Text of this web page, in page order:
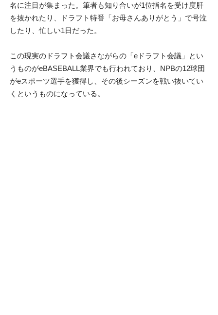
名に注目が集まった。筆者も知り合いが1位指名を受け度肝
を抜かれたり、ドラフト特番「お母さんありがとう」で号泣
したり、忙しい1日だった。
この現実のドラフト会議さながらの「eドラフト会議」とい
うものがeBASEBALL業界でも行われており、NPBの12球団
がeスポーツ選手を獲得し、その後シーズンを戦い抜いてい
くというものになっている。